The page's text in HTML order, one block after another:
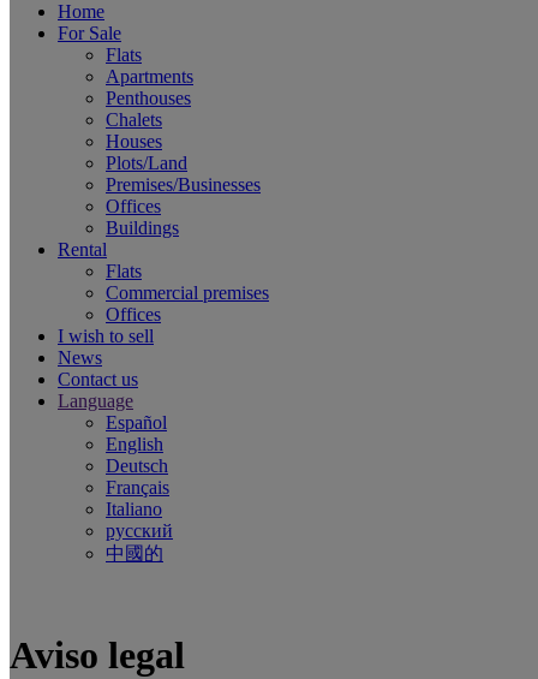
Home
For Sale
Flats
Apartments
Penthouses
Chalets
Houses
Plots/Land
Premises/Businesses
Offices
Buildings
Rental
Flats
Commercial premises
Offices
I wish to sell
News
Contact us
Language
Español
English
Deutsch
Français
Italiano
русский
中國的
Aviso legal